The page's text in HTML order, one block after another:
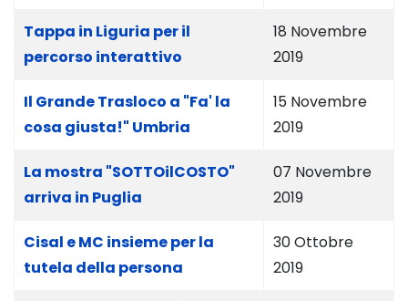
Tappa in Liguria per il
percorso interattivo
18 Novembre
2019
Il Grande Trasloco a "Fa' la
cosa giusta!" Umbria
15 Novembre
2019
La mostra "SOTTOilCOSTO"
arriva in Puglia
07 Novembre
2019
Cisal e MC insieme per la
tutela della persona
30 Ottobre
2019